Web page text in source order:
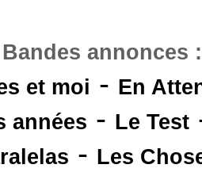
annonces
et moi - En
années - Le Test
- Les